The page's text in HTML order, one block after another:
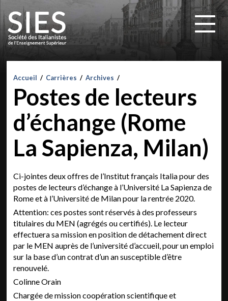
Accueil / Carrières / Archives /
Postes de lecteurs
d’échange (Rome
La Sapienza, Milan)
Ci-jointes deux offres de l’Institut français Italia pour des
postes de lecteurs d’échange à l’Université La Sapienza de
Rome et à l’Université de Milan pour la rentrée 2020.
Attention: ces postes sont réservés à des professeurs
titulaires du MEN (agrégés ou certifiés). Le lecteur
effectuera sa mission en position de détachement direct
par le MEN auprès de l’université d’accueil, pour un emploi
sur la base d’un contrat d’un an susceptible d’être
renouvelé.
Colinne Orain
Chargée de mission coopération scientifique et